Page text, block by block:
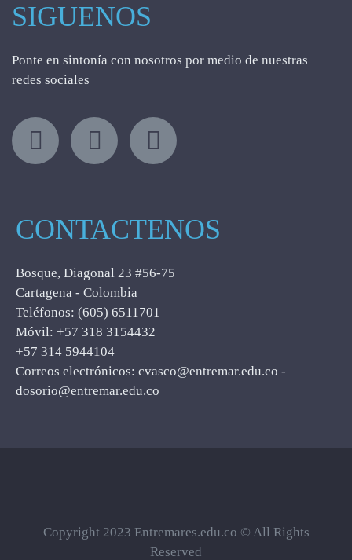
SIGUENOS
Ponte en sintonía con nosotros por medio de nuestras
redes sociales
CONTACTENOS
Bosque, Diagonal 23 #56-75
Cartagena - Colombia
Teléfonos: (605) 6511701
Móvil: +57 318 3154432
+57 314 5944104
Correos electrónicos: cvasco@entremar.edu.co -
dosorio@entremar.edu.co
Copyright 2023 Entremares.edu.co © All Rights
Reserved